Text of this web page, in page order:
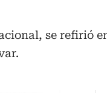
se refirió